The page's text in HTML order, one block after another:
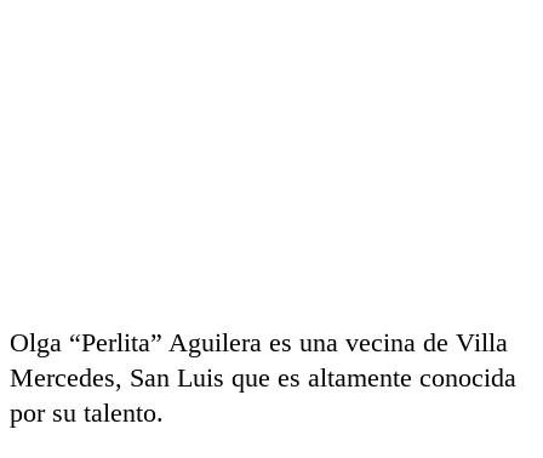
Olga “Perlita” Aguilera es una vecina de Villa
Mercedes, San Luis que es altamente conocida
por su talento.